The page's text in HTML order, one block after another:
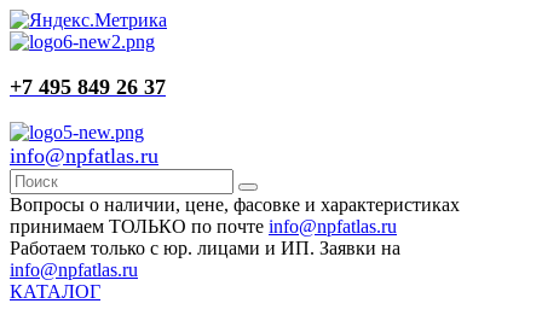
+7 495 849 26 37
info@npfatlas.ru
Вопросы о наличии, цене, фасовке и характеристиках
принимаем ТОЛЬКО по почте info@npfatlas.ru
Работаем только с юр. лицами и ИП. Заявки на
info@npfatlas.ru
КАТАЛОГ